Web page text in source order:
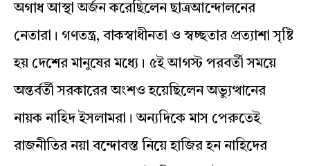
অগাধ আস্থা অর্জন করেছিলেন ছাত্রআন্দোলনের
নেতারা। গণতন্ত্র, বাকস্বাধীনতা ও স্বচ্ছতার প্রত্যাশা সৃষ্টি
হয় দেশের মানুষের মধ্যে। ৫ই আগস্ট পরবর্তী সময়ে
অন্তর্বর্তী সরকারের অংশও হয়েছিলেন অভ্যুত্থানের
নায়ক নাহিদ ইসলামরা। অন্যদিকে মাস পেরুতেই
রাজনীতির নয়া বন্দোবস্ত নিয়ে হাজির হন নাহিদের